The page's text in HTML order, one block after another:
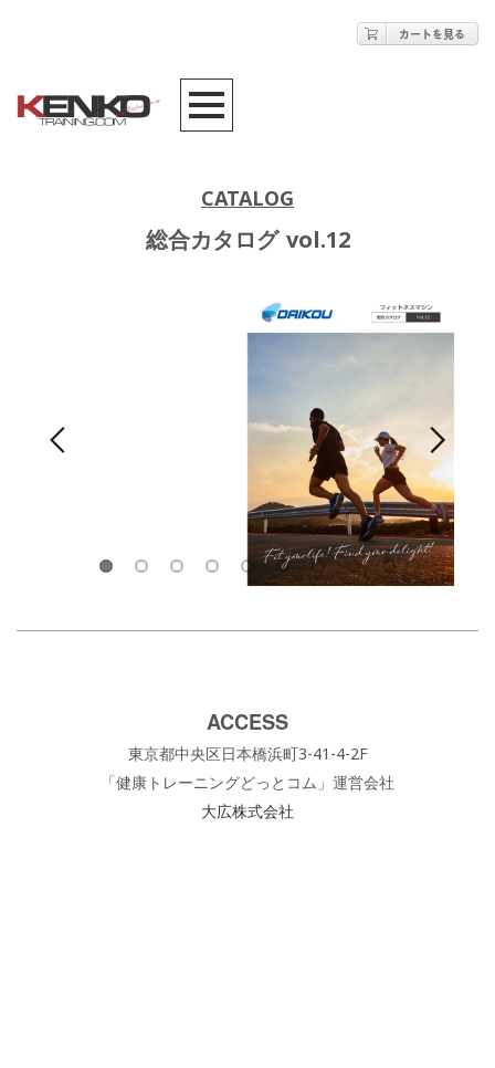
CATALOG
総合カタログ vol.12
ACCESS
東京都中央区日本橋浜町3-41-4-2F
「健康トレーニングどっとコム」運営会社
大広株式会社